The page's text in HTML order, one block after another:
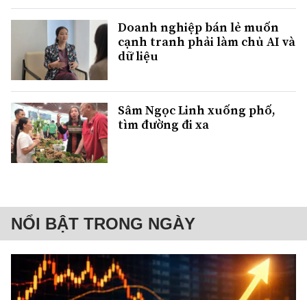
Doanh nghiệp bán lẻ muốn
cạnh tranh phải làm chủ AI và
dữ liệu
Sâm Ngọc Linh xuống phố,
tìm đường đi xa
NỔI BẬT TRONG NGÀY